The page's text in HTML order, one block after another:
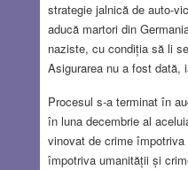
strategie jalnică de auto-
aducă martori din
naziste, cu condiția să li
Asigurarea nu a fost dată,
Procesul s-a terminat în
în luna decembrie al
vinovat de crime
împotriva umanității și